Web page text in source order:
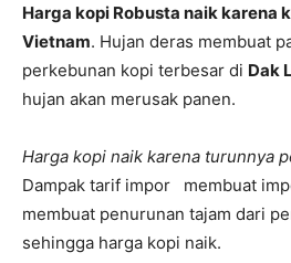
Harga kopi Robusta naik karena
Vietnam. Hujan deras membuat
perkebunan kopi terbesar di Dak
hujan akan merusak panen.
Harga kopi naik karena turunnya
Dampak tarif impor membuat
membuat penurunan tajam dari
sehingga harga kopi naik.